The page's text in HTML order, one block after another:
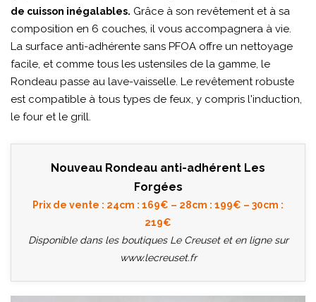
de cuisson inégalables. Grâce à son revêtement et à sa
composition en 6 couches, il vous accompagnera à vie.
La surface anti-adhérente sans PFOA offre un nettoyage
facile, et comme tous les ustensiles de la gamme, le
Rondeau passe au lave-vaisselle. Le revêtement robuste
est compatible à tous types de feux, y compris l'induction,
le four et le grill.
Nouveau Rondeau anti-adhérent Les
Forgées
Prix de vente : 24cm : 169€ – 28cm : 199€ – 30cm :
219€
Disponible dans les boutiques Le Creuset et en ligne sur
www.lecreuset.fr